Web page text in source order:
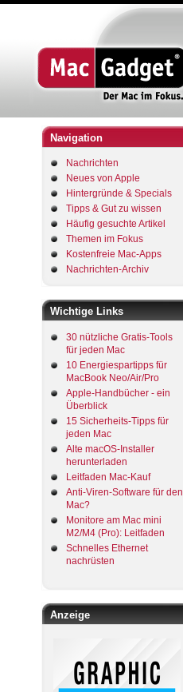
Navigation
Nachrichten
Neues von Apple
Hintergründe & Specials
Tipps & Gut zu wissen
Häufig gesuchte Artikel
Themen im Fokus
Kostenfreie Mac-Apps
Nachrichten-Archiv
Wichtige Links
30 nützliche Gratis-Tools
für jeden Mac
10 Energiespartipps für
MacBook Neo/Air/Pro
Apple-Handbücher - ein
Überblick
15 Sicherheits-Tipps für
jeden Mac
Alte macOS-Installer
herunterladen
Leitfaden Mac-Kauf
Anti-Viren-Software für den
Mac?
Monitore am Mac mini
M2/M4 (Pro): Leitfaden
Schnelles Ethernet
nachrüsten
Anzeige